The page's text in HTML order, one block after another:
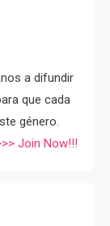
a difundir
que cada
género.
Join Now!!!